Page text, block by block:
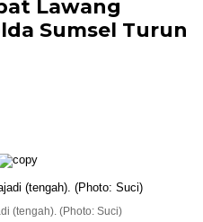
Lawang
Sumsel Turun
(tengah). (Photo: Suci)